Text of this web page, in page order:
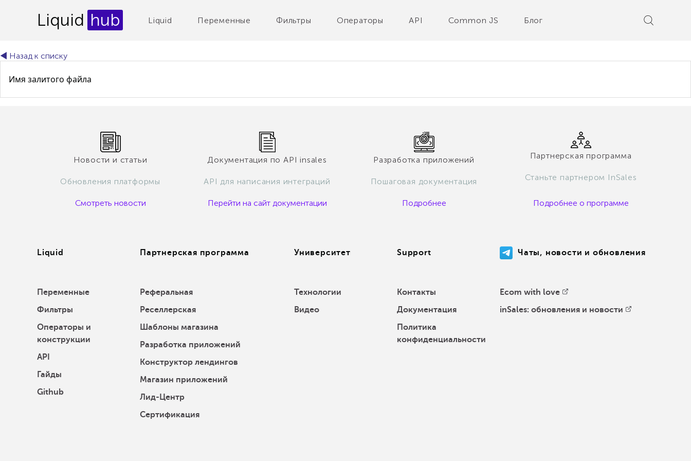
Liquid hub Liquid Переменные Фильтры Операторы API Common JS Блог
◄ Назад к списку
Имя залитого файла
Новости и статьи
Обновления платформы
Смотреть новости
Документация по API insales
API для написания интеграций
Перейти на сайт документации
Разработка приложений
Пошаговая документация
Подробнее
Партнерская программа
Станьте партнером InSales
Подробнее о программе
Liquid
Переменные
Фильтры
Операторы и
конструкции
API
Гайды
Github
Партнерская программа
Реферальная
Реселлерская
Шаблоны магазина
Разработка приложений
Конструктор лендингов
Магазин приложений
Лид-Центр
Сертификация
Университет
Технологии
Видео
Support
Контакты
Документация
Политика
конфиденциальности
Чаты, новости и обновления
Ecom with love
inSales: обновления и новости